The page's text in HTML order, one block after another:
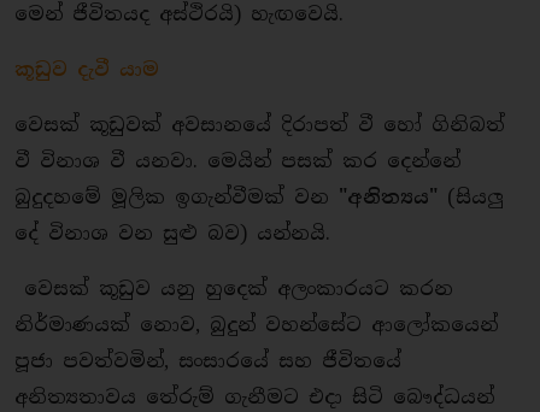
මෙන් ජීවිතයද අස්ථිරයි) හැඟවෙයි.
කූඩුව දැවී යාම
වෙසක් කූඩුවක් අවසානයේ දිරාපත් වී හෝ ගිනිබත්
වී විනාශ වී යනවා. මෙයින් පසක් කර දෙන්නේ
බුදුදහමේ මූලික ඉගැන්වීමක් වන "අනිත්‍යය" (සියලු
දේ විනාශ වන සුළු බව) යන්නයි.
වෙසක් කූඩුව යනු හුදෙක් අලංකාරයට කරන
නිර්මාණයක් නොව, බුදුන් වහන්සේට ආලෝකයෙන්
පූජා පවත්වමින්, සංසාරයේ සහ ජීවිතයේ
අනිත්‍යතාවය තේරුම් ගැනීමට එදා සිටි බෞද්ධයන්